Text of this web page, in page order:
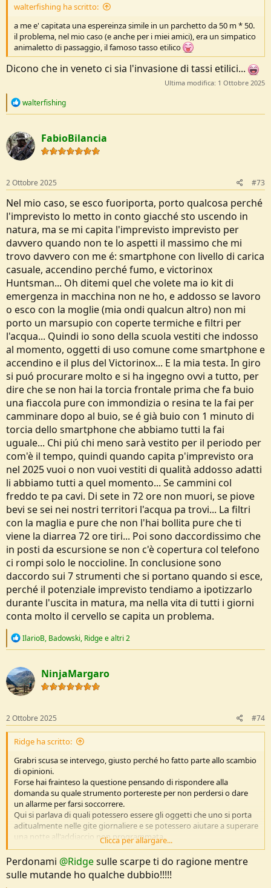
walterfishing ha scritto:
a me e' capitata una espereinza simile in un parchetto da 50 m * 50.
il problema, nel mio caso (e anche per i miei amici), era un simpatico
animaletto di passaggio, il famoso tasso etilico
Dicono che in veneto ci sia l'invasione di tassi etilici...
Ultima modifica: 1 Ottobre 2025
R
c
t
i
o
s
:
walterfishing
FabioBilancia
2 Ottobre 2025 #73
Nel mio caso, se esco fuoriporta, porto qualcosa perché
l'imprevisto lo metto in conto giacché sto uscendo in
natura, ma se mi capita l'imprevisto imprevisto per
davvero quando non te lo aspetti il massimo che mi
trovo davvero con me é: smartphone con livello di carica
casuale, accendino perché fumo, e victorinox
Huntsman... Oh ditemi quel che volete ma io kit di
emergenza in macchina non ne ho, e addosso se lavoro
o esco con la moglie (mia ondi qualcun altro) non mi
porto un marsupio con coperte termiche e filtri per
l'acqua... Quindi io sono della scuola vestiti che indosso
al momento, oggetti di uso comune come smartphone e
accendino e il plus del Victorinox... E la mia testa. In giro
si puó procurare molto e si ha ingegno ovvi a tutto, per
dire che se non hai la torcia frontale prima che fa buio
una fiaccola pure con immondizia o resina te la fai per
camminare dopo al buio, se é già buio con 1 minuto di
torcia dello smartphone che abbiamo tutti la fai
uguale... Chi piú chi meno sarà vestito per il periodo per
com'è il tempo, quindi quando capita p'imprevisto ora
nel 2025 vuoi o non vuoi vestiti di qualità addosso adatti
li abbiamo tutti a quel momento... Se cammini col
freddo te pa cavi. Di sete in 72 ore non muori, se piove
bevi se sei nei nostri territori l'acqua pa trovi... La filtri
con la maglia e pure che non l'hai bollita pure che ti
viene la diarrea 72 ore tiri... Poi sono daccordissimo che
in posti da escursione se non c'è copertura col telefono
ci rompi solo le noccioline. In conclusione sono
daccordo sui 7 strumenti che si portano quando si esce,
perché il potenziale imprevisto tendiamo a ipotizzarlo
durante l'uscita in matura, ma nella vita di tutti i giorni
conta molto il cervello se capita un problema.
R
c
t
i
o
s
:
IlarioB, Badowski, Ridgee altri 2
NinjaMargaro
2 Ottobre 2025 #74
Ridge ha scritto:
Grabri scusa se intervego, giusto perché ho fatto parte allo scambio
di opinioni.
Forse hai frainteso la questione pensando di rispondere alla
domanda su quale strumento portereste per non perdersi o dare
un allarme per farsi soccorrere.
Qui si parlava di quali potessero essere gli oggetti che uno si porta
aditualmente nelle gite giornaliere e se potessero aiutare a superare
una notte all'addiaccio non programmata.
Sinceramente ho dato per scontato che il cellulare fosse un oggetto
che nessuno di noi lascia a casa, un po' come le mutande o le scarpe
tanto per capirci.
Ora, tornando al focus del discorso e visto che ne hai le competenze
Clicca per allargare...
Perdonami @Ridgesulle scarpe ti do ragione mentre
sulle mutande ho qualche dubbio!!!!!